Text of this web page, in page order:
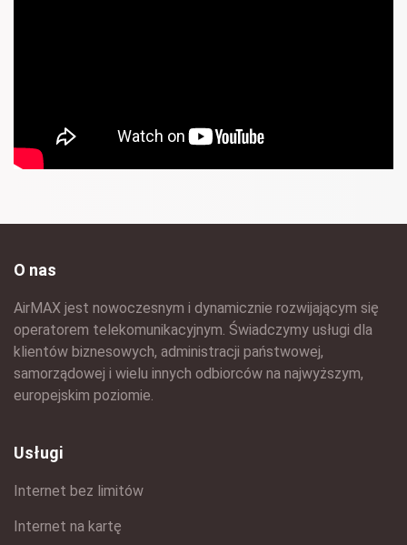
O nas
AirMAX jest nowoczesnym i dynamicznie rozwijającym się
operatorem telekomunikacyjnym. Świadczymy usługi dla
klientów biznesowych, administracji państwowej,
samorządowej i wielu innych odbiorców na najwyższym,
europejskim poziomie.
Usługi
Internet bez limitów
Internet na kartę